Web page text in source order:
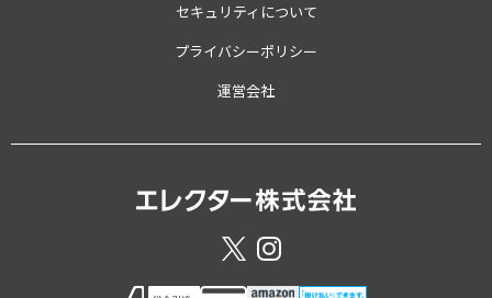
セキュリティについて
プライバシーポリシー
運営会社